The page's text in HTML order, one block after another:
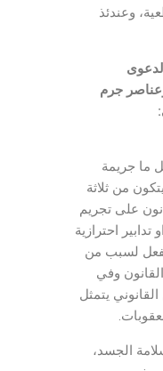
وعندئذ
جرم
ما جريمة
من ثلاثة
على تجريم
احترازية
لسبب من
وفي
يتمثل
الجسد،